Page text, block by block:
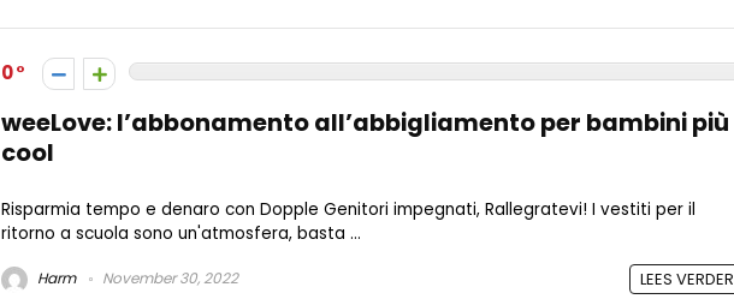
0
weeLove: l’abbonamento all’abbigliamento per bambini più
cool
Risparmia tempo e denaro con Dopple Genitori impegnati, Rallegratevi! I vestiti per il
ritorno a scuola sono un'atmosfera, basta ...
Harm November 30, 2022 LEES VERDER